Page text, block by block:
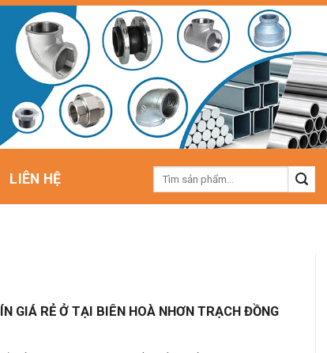
LIÊN HỆ
Tìm
GIÁ RẺ Ở TẠI BIÊN HOÀ NHƠN TRẠCH ĐỒNG